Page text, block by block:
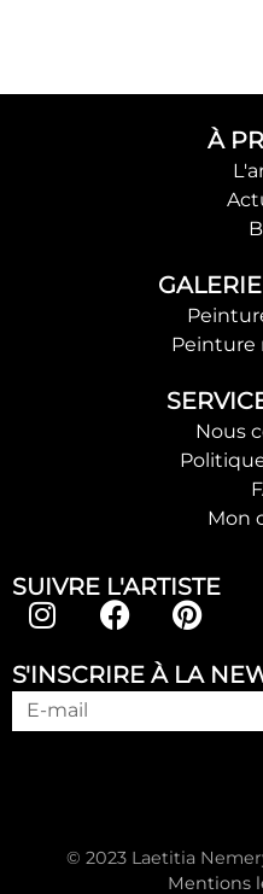
À
Peinture
Nous
Mon
SUIVRE L'ARTISTE
S'INSCRIRE À LA
© 2023 Laetitia
Mentions